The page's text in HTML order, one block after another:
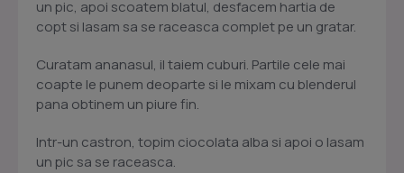
un pic, apoi scoatem blatul, desfacem hartia de
copt si lasam sa se raceasca complet pe un gratar.
Curatam ananasul, il taiem cuburi. Partile cele mai
coapte le punem deoparte si le mixam cu blenderul
pana obtinem un piure fin.
Intr-un castron, topim ciocolata alba si apoi o lasam
un pic sa se raceasca.